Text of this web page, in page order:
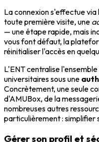
La connexion s'effectue
toute première visite, une
— une étape rapide, mais
vous font défaut, la
réinitialiser l'accès en
L'ENT centralise
universitaires sous une
Concrètement, une seule
d'AMUBox, de la
nombreuses autres
particulièrement : simplifier
Gérer son profil et